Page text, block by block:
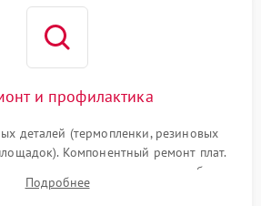
и профилактика
деталей (термопленки, резиновых
Компонентный ремонт плат.
печати, контактов и линз блока
от просыпанного тонера и пыли.
Подробнее